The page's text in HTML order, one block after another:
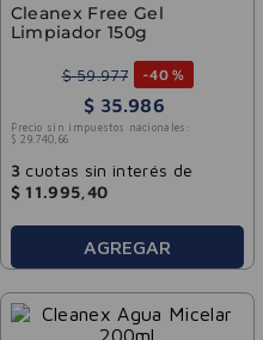
Cleanex Free Gel
Limpiador 150g
$ 59.977 -40 %
$ 35.986
Precio sin impuestos nacionales:
$ 29.740, 66
3 cuotas sin interés de
$ 11.995 40
AGREGAR